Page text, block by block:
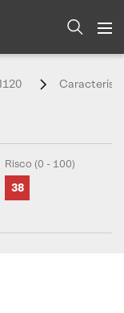
Risco (0 - 100)
38